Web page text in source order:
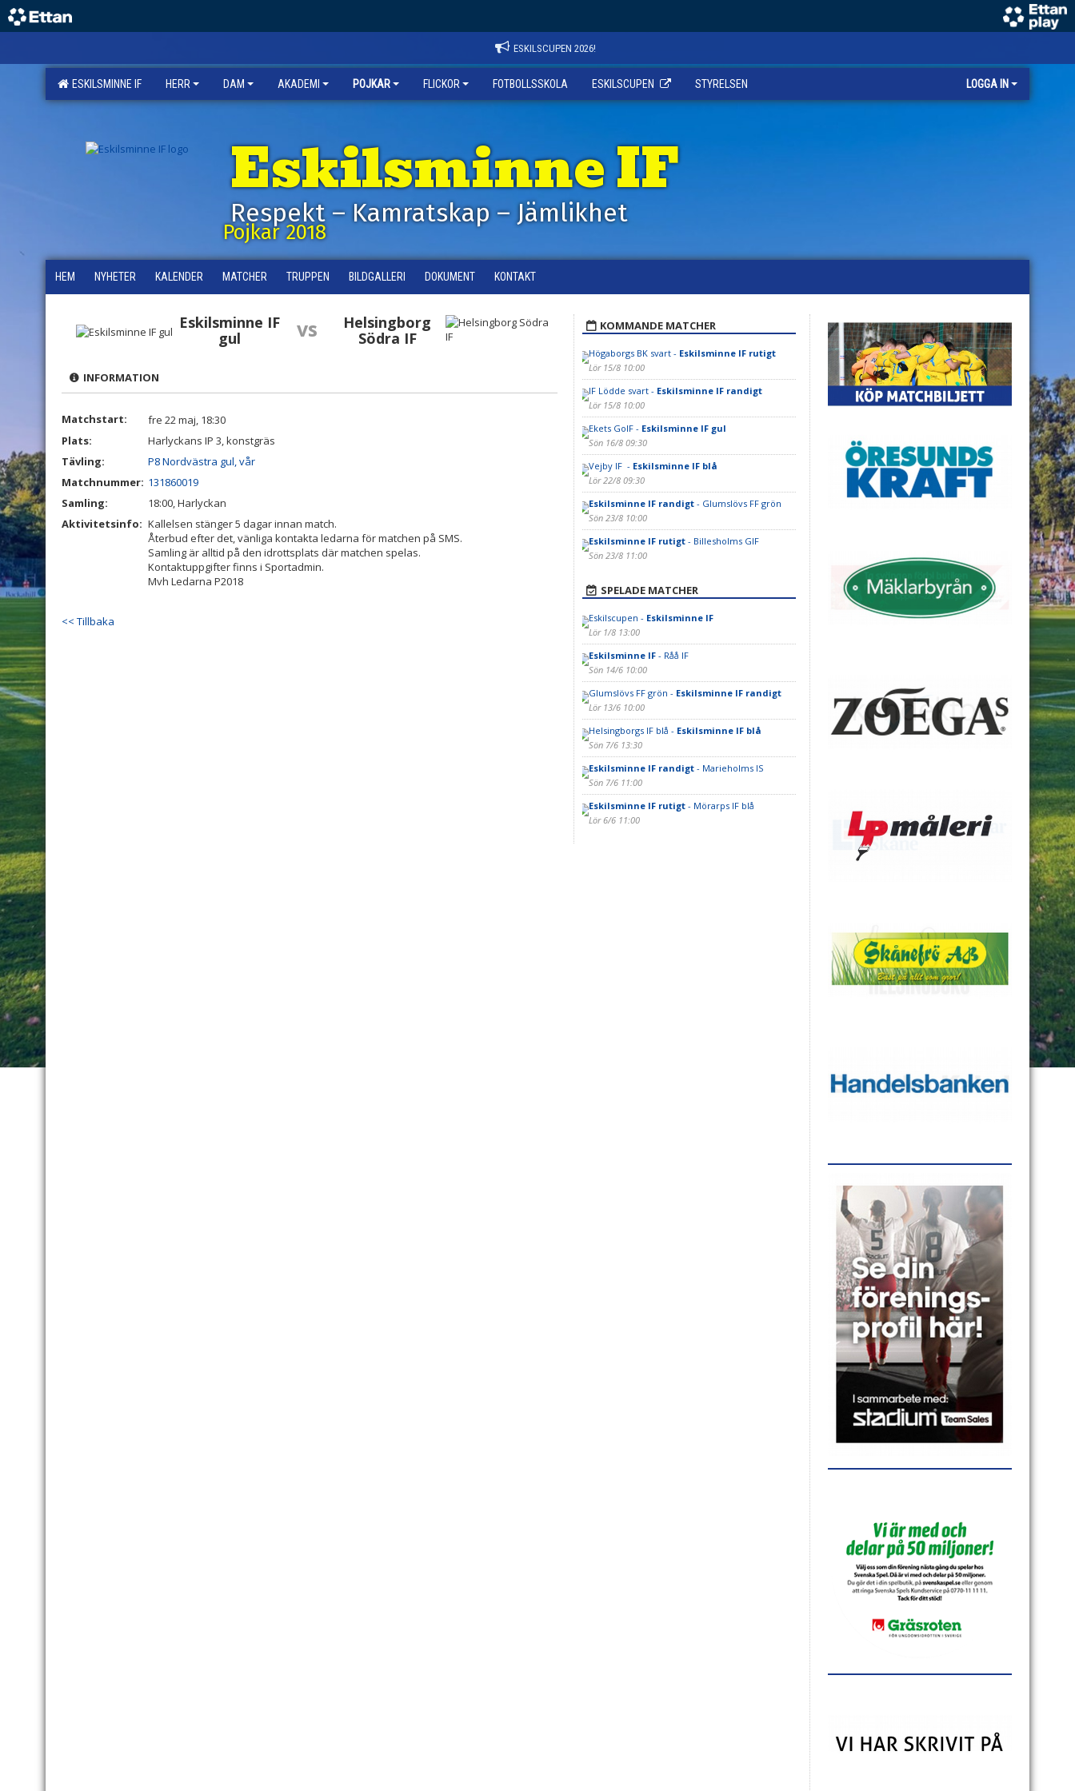
ESKILSCUPEN 2026!
ESKILSMINNE IF HERR DAM AKADEMI POJKAR FLICKOR FOTBOLLSSKOLA ESKILSCUPEN STYRELSEN LOGGA IN
Eskilsminne IF
Respekt – Kamratskap – Jämlikhet
Pojkar 2018
HEM NYHETER KALENDER MATCHER TRUPPEN BILDGALLERI DOKUMENT KONTAKT
Eskilsminne IF
gul
vs
Helsingborg
Södra IF
INFORMATION
Matchstart:
fre 22 maj, 18:30
Plats:
Harlyckans IP 3, konstgräs
Tävling:
P8 Nordvästra gul, vår
Matchnummer: 131860019
Samling:
18:00, Harlyckan
Aktivitetsinfo: Kallelsen stänger 5 dagar innan match.
Återbud efter det, vänliga kontakta ledarna för matchen på SMS.
Samling är alltid på den idrottsplats där matchen spelas.
Kontaktuppgifter finns i Sportadmin.
Mvh Ledarna P2018
<< Tillbaka
KOMMANDE MATCHER
Högaborgs BK svart - Eskilsminne IF rutigt
Lör 15/8 10:00
IF Lödde svart - Eskilsminne IF randigt
Lör 15/8 10:00
Ekets GoIF - Eskilsminne IF gul
Sön 16/8 09:30
Vejby IF - Eskilsminne IF blå
Lör 22/8 09:30
Eskilsminne IF randigt- Glumslövs FF grön
Sön 23/8 10:00
Eskilsminne IF rutigt- Billesholms GIF
Sön 23/8 11:00
SPELADE MATCHER
Eskilscupen - Eskilsminne IF
Lör 1/8 13:00
Eskilsminne IF- Råå IF
Sön 14/6 10:00
Glumslövs FF grön - Eskilsminne IF randigt
Lör 13/6 10:00
Helsingborgs IF blå - Eskilsminne IF blå
Sön 7/6 13:30
Eskilsminne IF randigt- Marieholms IS
Sön 7/6 11:00
Eskilsminne IF rutigt- Mörarps IF blå
Lör 6/6 11:00